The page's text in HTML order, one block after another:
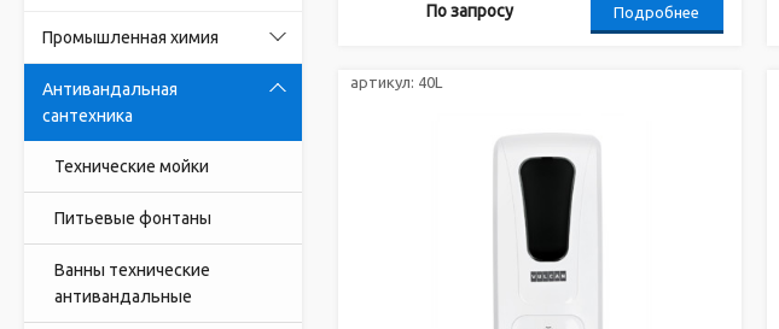
Промышленная химия
Антивандальная
сантехника
Технические мойки
Питьевые фонтаны
Ванны технические
антивандальные
По запросу Подробнее
артикул: 40L